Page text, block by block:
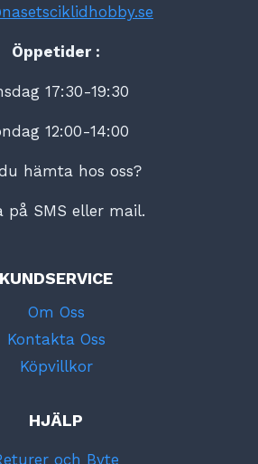
Öppetider :
17:30-19:30
12:00-14:00
hämta hos oss?
på SMS eller mail.
KUNDSERVICE
Om Oss
Kontakta Oss
Köpvillkor
HJÄLP
och Byte